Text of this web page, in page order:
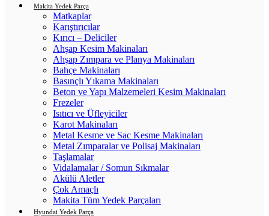
Makita Yedek Parça
Matkaplar
Karıştırıcılar
Kırıcı – Deliciler
Ahşap Kesim Makinaları
Ahşap Zımpara ve Planya Makinaları
Bahçe Makinaları
Basınçlı Yıkama Makinaları
Beton ve Yapı Malzemeleri Kesim Makinaları
Frezeler
Isıtıcı ve Üfleyiciler
Karot Makinaları
Metal Kesme ve Sac Kesme Makinaları
Metal Zımparalar ve Polisaj Makinaları
Taşlamalar
Vidalamalar / Somun Sıkmalar
Akülü Aletler
Çok Amaçlı
Makita Tüm Yedek Parçaları
Hyundai Yedek Parça